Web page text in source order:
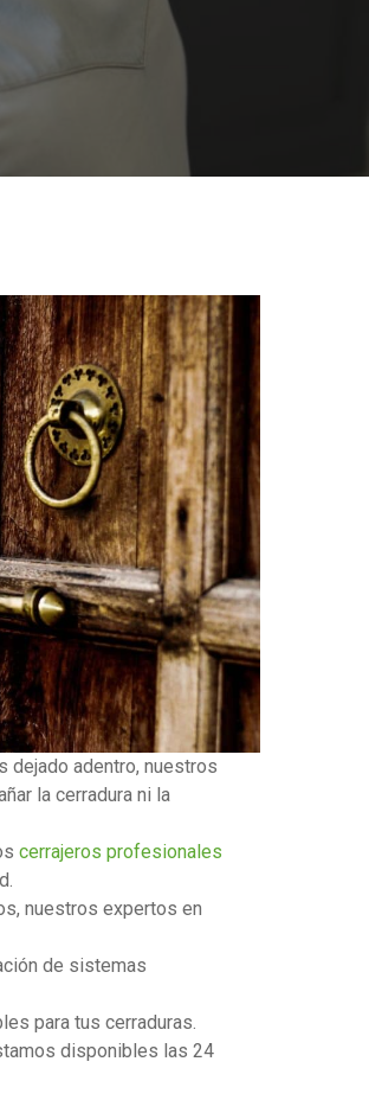
dejado adentro, nuestros
la cerradura ni la
cerrajeros profesionales
nuestros expertos en
de sistemas
para tus cerraduras.
disponibles las 24